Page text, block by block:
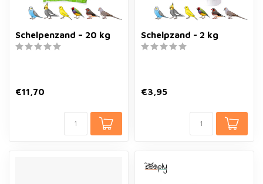
Schelpenzand – 20 kg
€11,70
Schelpzand - 2 kg
€3,95